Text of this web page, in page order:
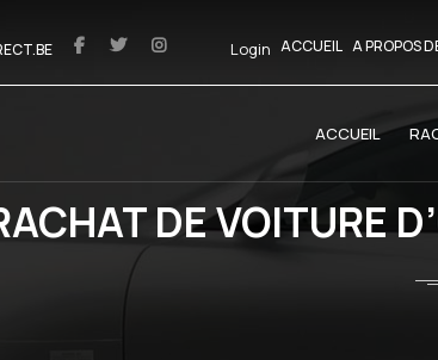
Login ACCUEIL A PROPOS
ACCUEIL
DE VOITURE